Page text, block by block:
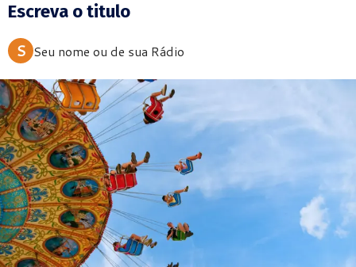
Escreva o titulo
S Seu nome ou de sua Rádio